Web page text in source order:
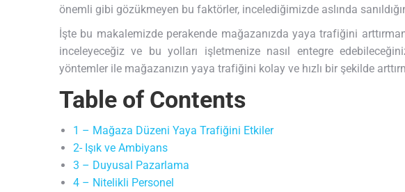
önemli gibi gözükmeyen bu faktörler, incelediğimizde aslında
İşte bu makalemizde perakende mağazanızda yaya trafiğini
inceleyeceğiz ve bu yolları işletmenize nasıl entegre
yöntemler ile mağazanızın yaya trafiğini kolay ve hızlı bir şekilde
Table of Contents
1 – Mağaza Düzeni Yaya Trafiğini Etkiler
2- Işık ve Ambiyans
3 – Duyusal Pazarlama
4 – Nitelikli Personel